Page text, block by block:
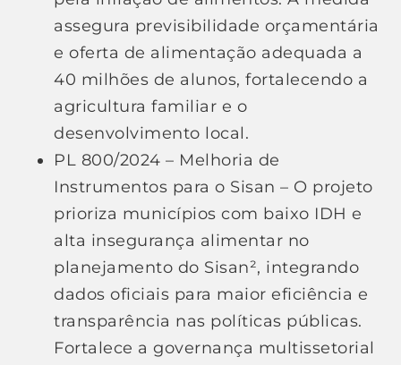
assegura previsibilidade orçamentária
e oferta de alimentação adequada a
40 milhões de alunos, fortalecendo a
agricultura familiar e o
desenvolvimento local.
PL 800/2024 – Melhoria de
Instrumentos para o Sisan – O projeto
prioriza municípios com baixo IDH e
alta insegurança alimentar no
planejamento do Sisan², integrando
dados oficiais para maior eficiência e
transparência nas políticas públicas.
Fortalece a governança multissetorial